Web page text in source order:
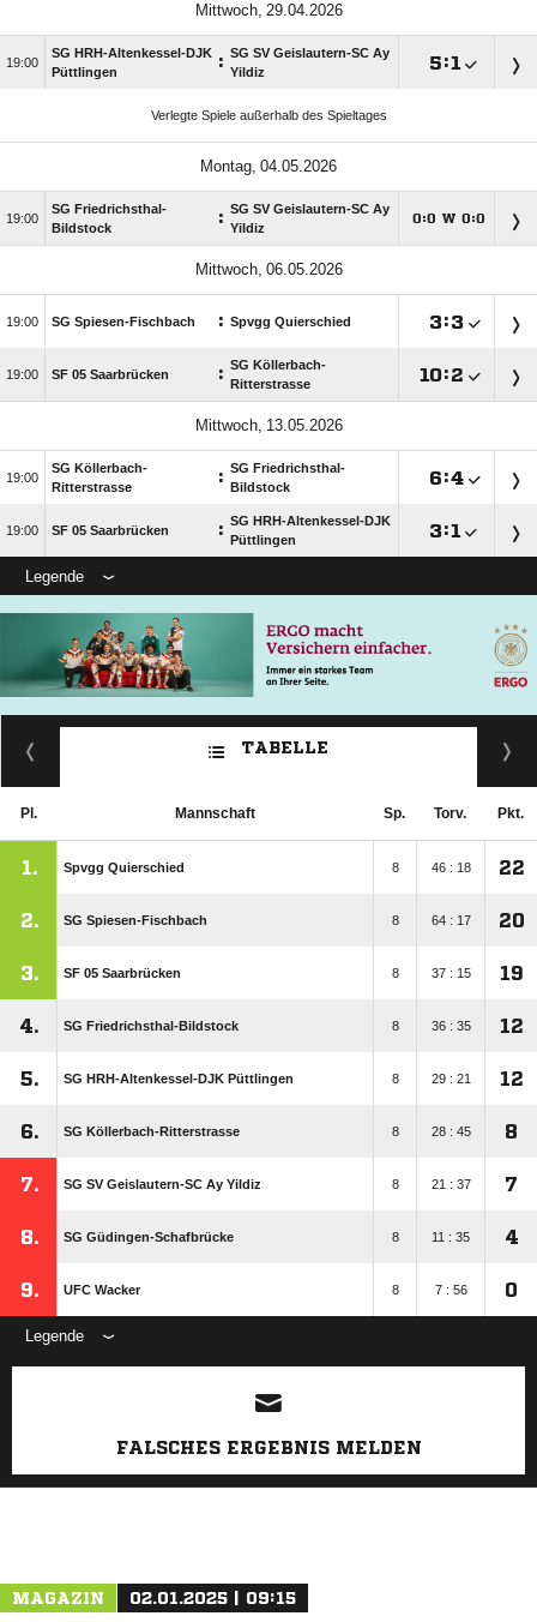
 

SG HRH-Altenkessel-DJK
Püttlingen
: SG SV Geislautern-SC Ay
Yildiz
:
Verlegte Spiele außerhalb des Spieltages
 

SG Friedrichsthal-
Bildstock
: SG SV Geislautern-SC Ay
Yildiz
: W:
 
 SG Spiesen-Fischbach : Spvgg Quierschied :
 SF 05 Saarbrücken : SG Köllerbach-
Ritterstrasse
:
 

SG Köllerbach-
Ritterstrasse
: SG Friedrichsthal-
Bildstock
:
 SF 05 Saarbrücken : SG HRH-Altenkessel-DJK
Püttlingen
:
Legende
TABELLE
Pl. Mannschaft Sp. Torv. Pkt.
1. Spvgg Quierschied 8 46 : 18 22
2. SG Spiesen-Fischbach 8 64 : 17 20
3. SF 05 Saarbrücken 8 37 : 15 19
4. SG Friedrichsthal-Bildstock 8 36 : 35 12
5. SG HRH-Altenkessel-DJK Püttlingen 8 29 : 21 12
6. SG Köllerbach-Ritterstrasse 8 28 : 45 8
7. SG SV Geislautern-SC Ay Yildiz 8 21 : 37 7
8. SG Güdingen-Schafbrücke 8 11 : 35 4
9. UFC Wacker 8 7 : 56 0
Legende
ANZEIGE
FALSCHES ERGEBNIS MELDEN
MAGAZIN 02.01.2025 | 09:15